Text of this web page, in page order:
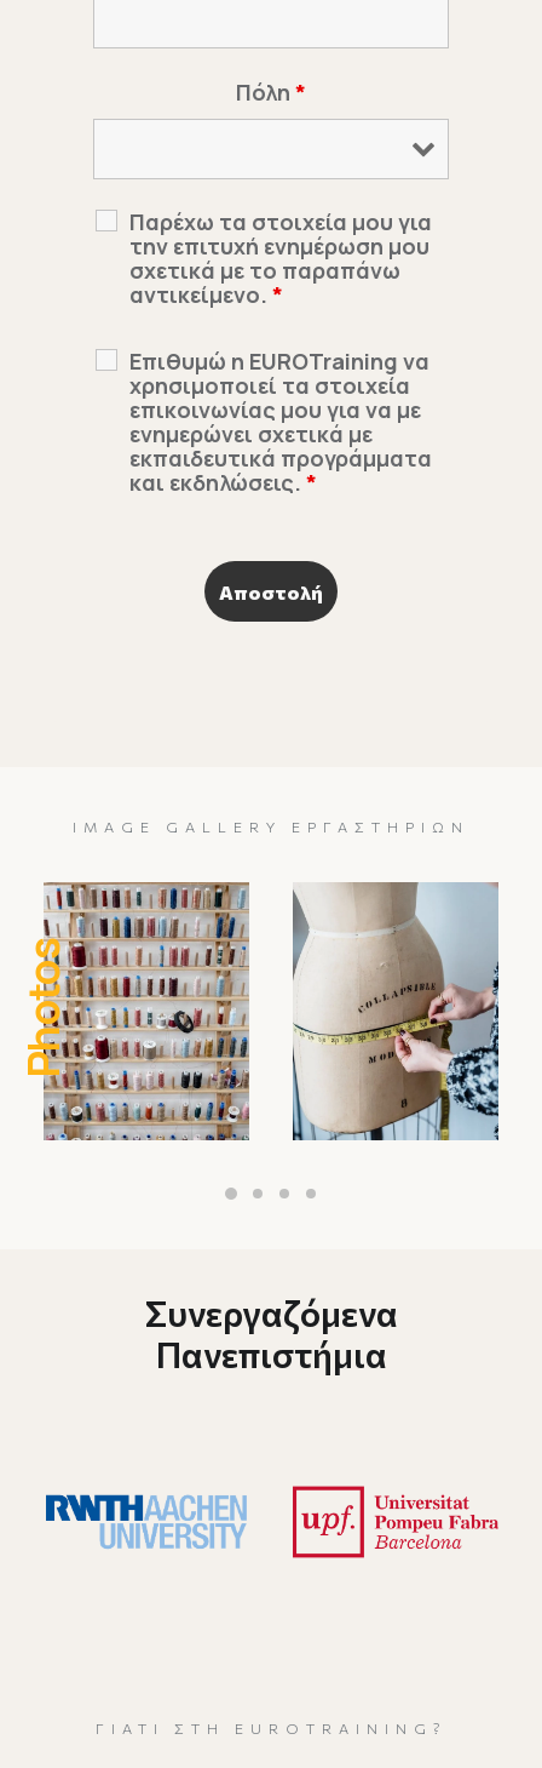
Πόλη *
Παρέχω τα στοιχεία μου για
την επιτυχή ενημέρωση μου
σχετικά με το παραπάνω
αντικείμενο. *
Επιθυμώ η EUROTraining να
χρησιμοποιεί τα στοιχεία
επικοινωνίας μου για να με
ενημερώνει σχετικά με
εκπαιδευτικά προγράμματα
και εκδηλώσεις. *
IMAGE GALLERY ΕΡΓΑΣΤΗΡΊΩΝ
Photos
Συνεργαζόμενα
Πανεπιστήμια
ΓΙΑΤΊ ΣΤΗ EUROTRAINING?